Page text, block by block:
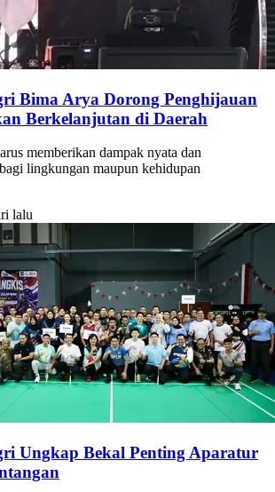
Bima Arya Dorong Penghijauan
Berkelanjutan di Daerah
memberikan dampak nyata dan
lingkungan maupun kehidupan
lalu
Ungkap Bekal Penting Aparatur